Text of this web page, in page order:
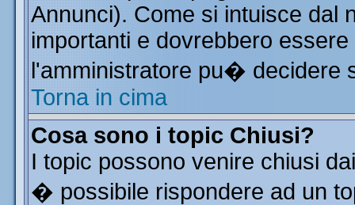
Annunci). Come si intuisce dal
importanti e dovrebbero
l'amministratore pu�
Torna in cima
Cosa sono i topic Chiusi?
I topic possono venire chiusi
� possibile rispondere ad un